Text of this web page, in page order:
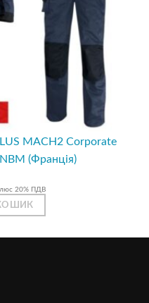
MACH2 Corporate
(Франція)
20% ПДВ